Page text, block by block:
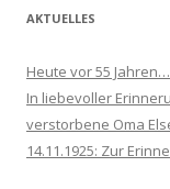
AKTUELLES
Heute vor 55 Jahren…
In liebevoller
verstorbene Oma
14.11.1925: Zur